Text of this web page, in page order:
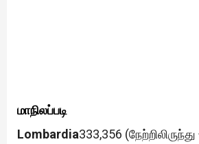
மாநிலப்படி
Lombardia333,356